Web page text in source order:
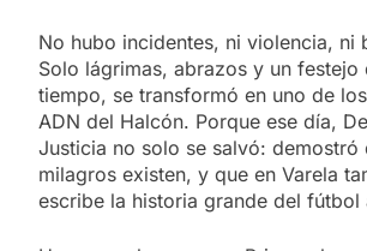
No hubo incidentes, ni violencia, ni
Solo lágrimas, abrazos y un festejo
tiempo, se transformó en uno de
ADN del Halcón. Porque ese día,
Justicia no solo se salvó: demostró
milagros existen, y que en Varela
escribe la historia grande del fútbol